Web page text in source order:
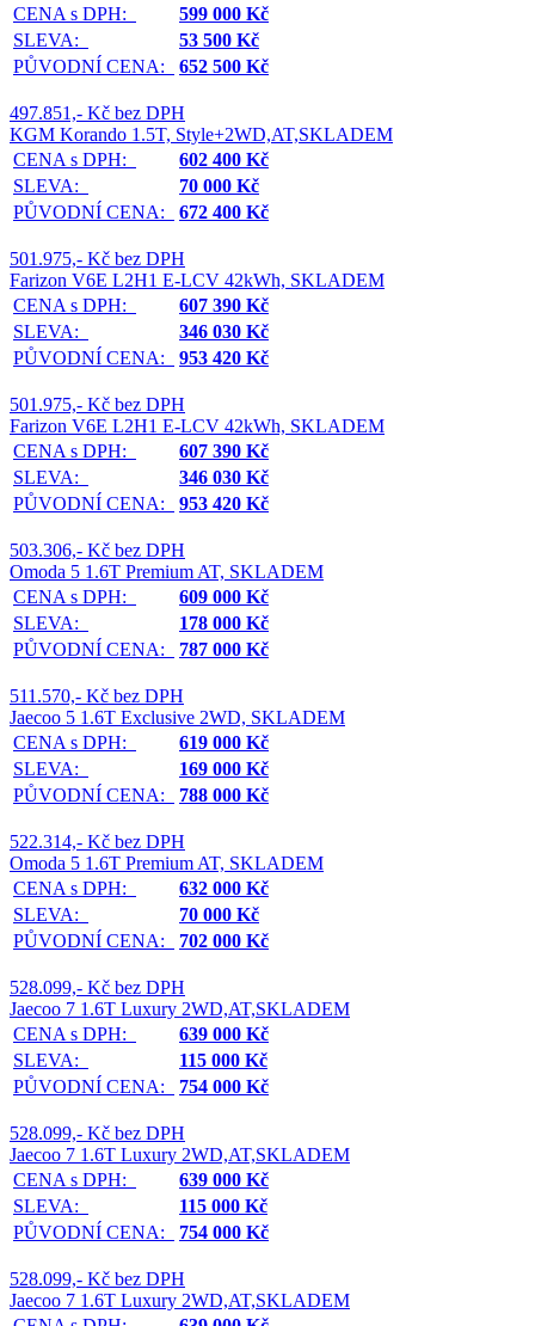
CENA s DPH:
599 000 Kč
SLEVA:
53 500 Kč
PŮVODNÍ CENA:
652 500 Kč
497.851,- Kč bez DPH
KGM Korando 1.5T, Style+2WD,AT,SKLADEM
CENA s DPH:
602 400 Kč
SLEVA:
70 000 Kč
PŮVODNÍ CENA:
672 400 Kč
501.975,- Kč bez DPH
Farizon V6E L2H1 E-LCV 42kWh, SKLADEM
CENA s DPH:
607 390 Kč
SLEVA:
346 030 Kč
PŮVODNÍ CENA:
953 420 Kč
501.975,- Kč bez DPH
Farizon V6E L2H1 E-LCV 42kWh, SKLADEM
CENA s DPH:
607 390 Kč
SLEVA:
346 030 Kč
PŮVODNÍ CENA:
953 420 Kč
503.306,- Kč bez DPH
Omoda 5 1.6T Premium AT, SKLADEM
CENA s DPH:
609 000 Kč
SLEVA:
178 000 Kč
PŮVODNÍ CENA:
787 000 Kč
511.570,- Kč bez DPH
Jaecoo 5 1.6T Exclusive 2WD, SKLADEM
CENA s DPH:
619 000 Kč
SLEVA:
169 000 Kč
PŮVODNÍ CENA:
788 000 Kč
522.314,- Kč bez DPH
Omoda 5 1.6T Premium AT, SKLADEM
CENA s DPH:
632 000 Kč
SLEVA:
70 000 Kč
PŮVODNÍ CENA:
702 000 Kč
528.099,- Kč bez DPH
Jaecoo 7 1.6T Luxury 2WD,AT,SKLADEM
CENA s DPH:
639 000 Kč
SLEVA:
115 000 Kč
PŮVODNÍ CENA:
754 000 Kč
528.099,- Kč bez DPH
Jaecoo 7 1.6T Luxury 2WD,AT,SKLADEM
CENA s DPH:
639 000 Kč
SLEVA:
115 000 Kč
PŮVODNÍ CENA:
754 000 Kč
528.099,- Kč bez DPH
Jaecoo 7 1.6T Luxury 2WD,AT,SKLADEM